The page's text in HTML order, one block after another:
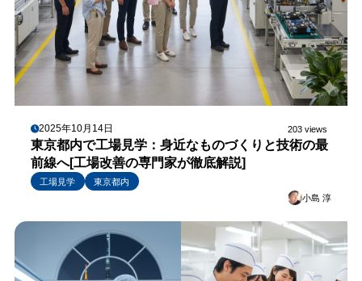
2025年10月14日 203 views
東京都内で工場見学：身近なものづくりと技術の最
前線へ[工場改善の専門家が徹底解説]
工場見学
東京都内
小島 淳